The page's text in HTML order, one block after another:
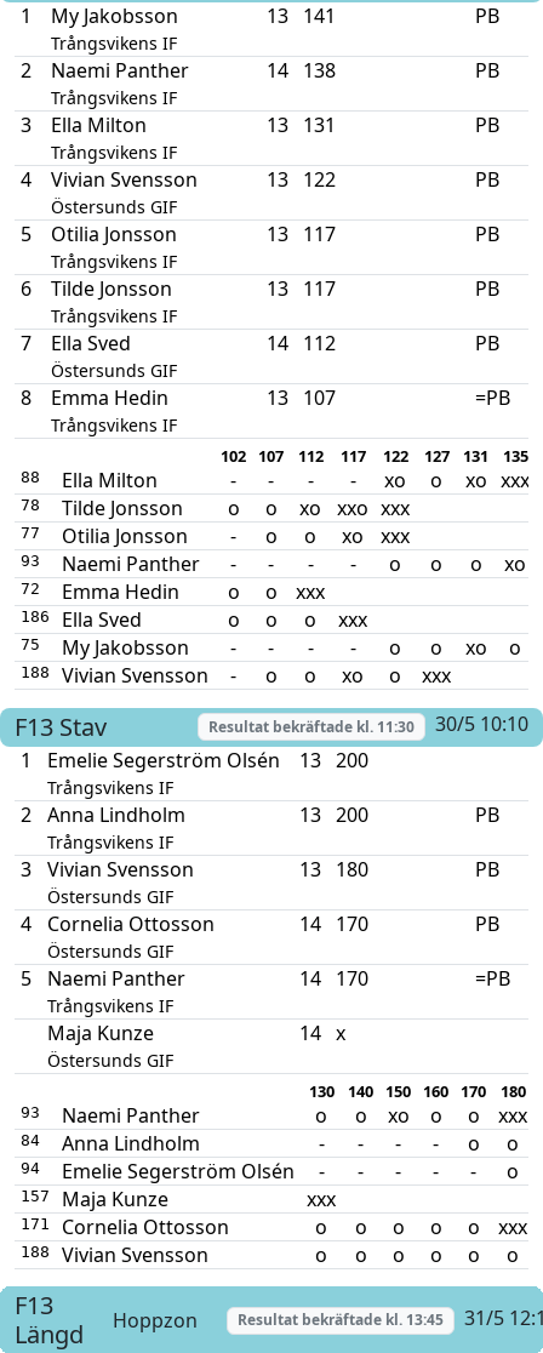
1
My Jakobsson
Trångsvikens IF
13 141 PB
2 Naemi Panther
Trångsvikens IF
14 138 PB
3 Ella Milton
Trångsvikens IF
13 131 PB
4 Vivian Svensson
Östersunds GIF
13 122 PB
5 Otilia Jonsson
Trångsvikens IF
13 117 PB
6 Tilde Jonsson
Trångsvikens IF
13 117 PB
7 Ella Sved
Östersunds GIF
14 112 PB
8 Emma Hedin
Trångsvikens IF
13 107 =PB
102 107 112 117 122 127 131 135
88 Ella Milton - - - - xo o xo xxx
78 Tilde Jonsson o o xo xxo xxx
77 Otilia Jonsson - o o xo xxx
93 Naemi Panther - - - - o o o xo
72 Emma Hedin o o xxx
186 Ella Sved o o o xxx
75 My Jakobsson - - - - o o xo o
188 Vivian Svensson - o o xo o xxx
F13 Stav Resultat bekräftade kl. 11:30
30/5 10:10
1
Emelie Segerström Olsén
Trångsvikens IF
13 200
2 Anna Lindholm
Trångsvikens IF
13 200 PB
3 Vivian Svensson
Östersunds GIF
13 180 PB
4 Cornelia Ottosson
Östersunds GIF
14 170 PB
5 Naemi Panther
Trångsvikens IF
14 170 =PB
Maja Kunze
Östersunds GIF
14 x
130 140 150 160 170 180
93 Naemi Panther o o xo o o xxx
84 Anna Lindholm - - - - o o
94 Emelie Segerström Olsén - - - - - o
157 Maja Kunze xxx
171 Cornelia Ottosson o o o o o xxx
188 Vivian Svensson o o o o o o
F13
Längd
Hoppzon Resultat bekräftade kl.13:45
31/5